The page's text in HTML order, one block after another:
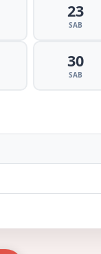
23
SAB
30
SAB